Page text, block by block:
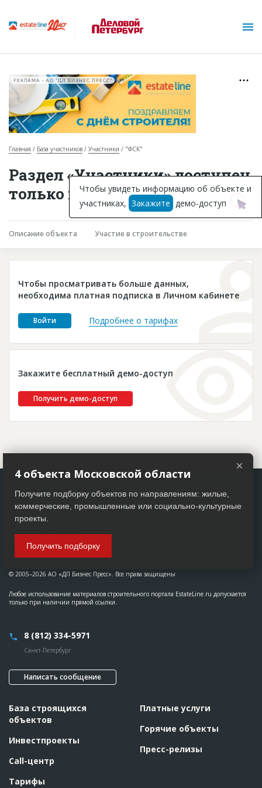
Горячие объекты
База строящихся объектов
Инвестпроекты
Глоссарий
Платные услуги
Пресс-релизы
РЕКЛАМА • АО "ДП БИЗНЕС ПРЕСС"
Главная База участников Участники "ФСК"
Раздел «Участники» доступен
только подписчикам
Описание объекта Участие в строительстве
Чтобы просматривать больше данных,
необходима платная подписка в Личном кабинете
Войти Подробнее о тарифах
Закажите бесплатный демо-доступ
Получить демо-доступ
Чтобы увидеть информацию об объекте и
участниках, Закажите демо-доступ
© 2005–2026 АО «ДП Бизнес Пресс». Все права защищены
Любое использование материалов строительного портала EstateLine.ru допускается
только при наличии прямой ссылки.
8 (812) 334-5971
Санкт-Петербург
Написать сообщение
База строящихся
объектов
Инвестпроекты
Call-центр
Тарифы
Платные услуги
Горячие объекты
Пресс-релизы
×
4 объекта Московской области
Получите подборку объектов по направлениям: жилые,
коммерческие, промышленные или социально-культурные
проекты.
Получить подборку